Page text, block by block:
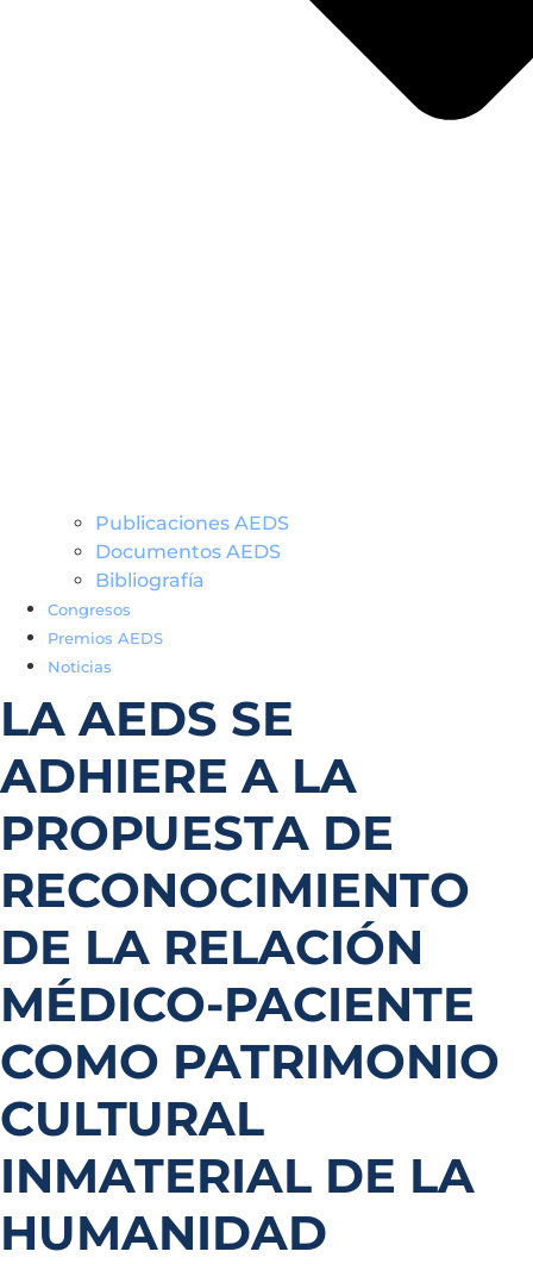
Publicaciones AEDS
Documentos AEDS
Bibliografía
Congresos
Premios AEDS
Noticias
LA AEDS SE
ADHIERE A LA
PROPUESTA DE
RECONOCIMIENTO
DE LA RELACIÓN
MÉDICO-PACIENTE
COMO PATRIMONIO
CULTURAL
INMATERIAL DE LA
HUMANIDAD